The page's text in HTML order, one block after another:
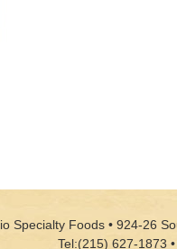
Specialty Foods • 924-26
Tel:(215) 627-1873